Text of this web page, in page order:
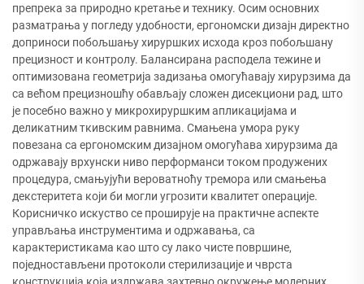
препрека за природно кретање и технику. Осим основних
разматрања у погледу удобности, ергономски дизајн директно
доприноси побољшању хируршких исхода кроз побољшану
прецизност и контролу. Балансирана расподела тежине и
оптимизована геометрија задизања омогућавају хирурзима да
са већом прецизношћу обављају сложен дисекциони рад, што
је посебно важно у микрохируршким апликацијама и
деликатним ткивским равнима. Смањена умора руку
повезана са ергономским дизајном омогућава хирурзима да
одржавају врхунски ниво перформанси током продужених
процедура, смањујући вероватноћу тремора или смањења
декстеритета који би могли угрозити квалитет операције.
Корисничко искуство се проширује на практичне аспекте
управљања инструментима и одржавања, са
карактеристикама као што су лако чисте површине,
поједностављени протоколи стерилизације и чврста
конструкција која издржава захтевно окружење модерних